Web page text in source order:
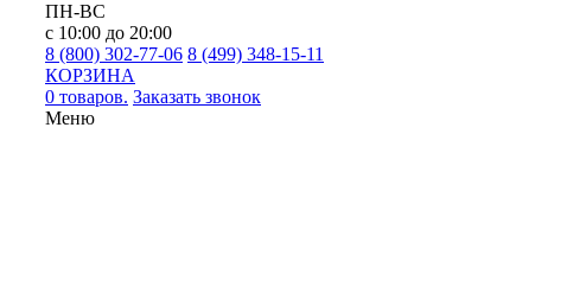
ПН-ВС
с 10:00 до 20:00
8 (800) 302-77-06 8 (499) 348-15-11
КОРЗИНА
0 товаров. Заказать звонок
Меню